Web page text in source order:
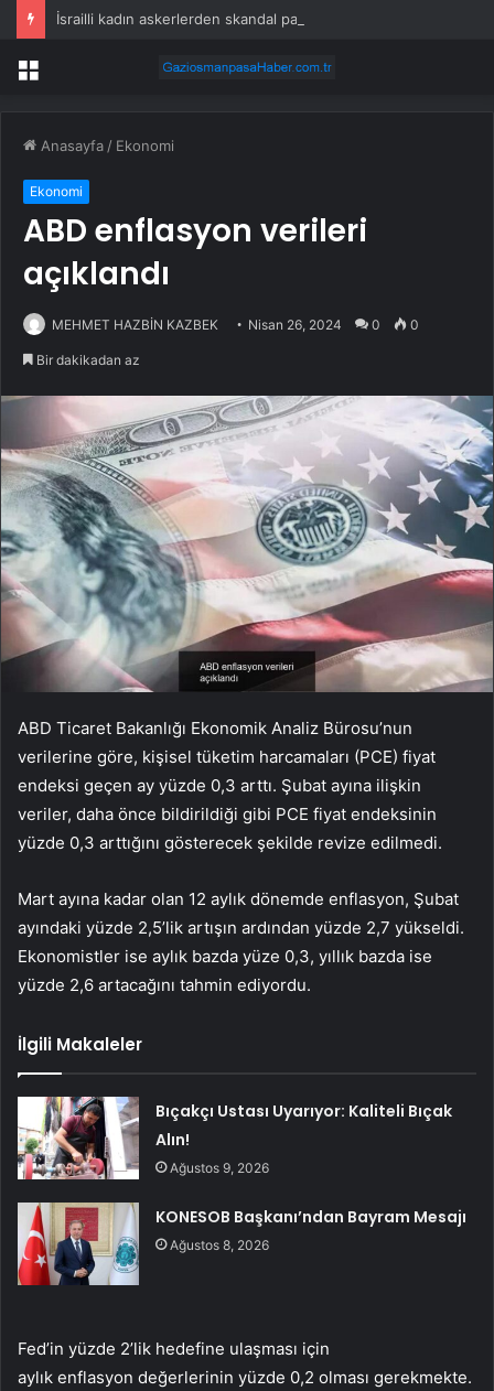
İsrailli kadın askerlerden skandal paylaşım
Menü
Anasayfa / Ekonomi
Ekonomi
ABD enflasyon verileri
açıklandı
MEHMET HAZBİN KAZBEK Nisan 26, 2024 0 0
Bir dakikadan az
ABD Ticaret Bakanlığı Ekonomik Analiz Bürosu’nun
verilerine göre, kişisel tüketim harcamaları (PCE) fiyat
endeksi geçen ay yüzde 0,3 arttı. Şubat ayına ilişkin
veriler, daha önce bildirildiği gibi PCE fiyat endeksinin
yüzde 0,3 arttığını gösterecek şekilde revize edilmedi.
Mart ayına kadar olan 12 aylık dönemde enflasyon, Şubat
ayındaki yüzde 2,5’lik artışın ardından yüzde 2,7 yükseldi.
Ekonomistler ise aylık bazda yüze 0,3, yıllık bazda ise
yüzde 2,6 artacağını tahmin ediyordu.
İlgili Makaleler
Bıçakçı Ustası Uyarıyor: Kaliteli Bıçak
Alın!
Ağustos 9, 2026
KONESOB Başkanı’ndan Bayram Mesajı
Ağustos 8, 2026
Fed’in yüzde 2’lik hedefine ulaşması için
aylık enflasyon değerlerinin yüzde 0,2 olması gerekmekte.